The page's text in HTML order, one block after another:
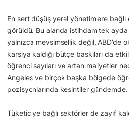
En sert düşüş yerel yönetimlere bağlı
görüldü. Bu alanda istihdam tek
yalnızca mevsimsellik değil, ABD’de
karşıya kaldığı bütçe baskıları da
öğrenci sayıları ve artan maliyetler
Angeles ve birçok başka bölgede
pozisyonlarında kesintiler gündemde.
Tüketiciye bağlı sektörler de zayıf